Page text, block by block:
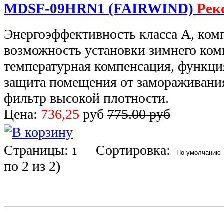
MDSF-09HRN1 (FAIRWIND)
Энергоэффективность класса А,
возможность установки зимнего
температурная компенсация,
защита помещения от
фильтр высокой плотности.
Цена: 736,25 руб 775.00 руб
Страницы: 1
Сортировка:
по 2 из 2)